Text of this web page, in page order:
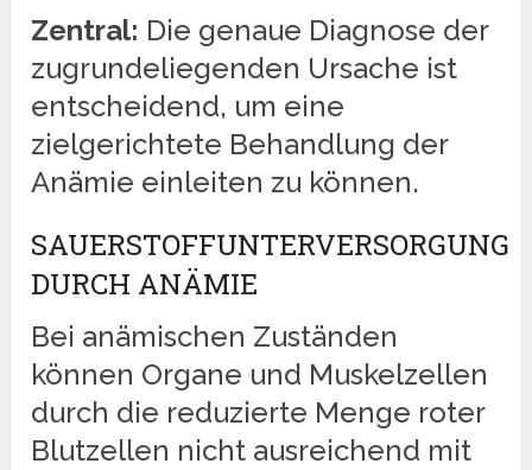
Zentral: Die genaue Diagnose der
zugrundeliegenden Ursache ist
entscheidend, um eine
zielgerichtete Behandlung der
Anämie einleiten zu können.
SAUERSTOFFUNTERVERSORGUNG
DURCH ANÄMIE
Bei anämischen Zuständen
können Organe und Muskelzellen
durch die reduzierte Menge roter
Blutzellen nicht ausreichend mit